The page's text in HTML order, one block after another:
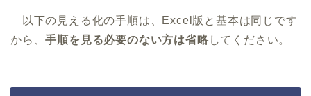
以下の見える化の手順は、Excel版と基本は同じです
から、手順を見る必要のない方は省略 してください。